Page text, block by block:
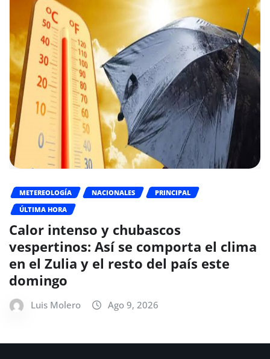
METEREOLOGÍA NACIONALES
PRINCIPAL
ÚLTIMA HORA
Calor intenso y chubascos
vespertinos: Así se comporta el clima
en el Zulia y el resto del país este
domingo
Luis Molero Ago 9, 2026